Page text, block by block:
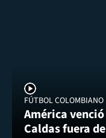
FÚTBOL COLOMBIANO
América
Caldas fuera